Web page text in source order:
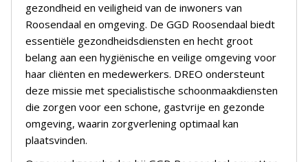
gezondheid en veiligheid van de inwoners van
Roosendaal en omgeving. De GGD Roosendaal biedt
essentiële gezondheidsdiensten en hecht groot
belang aan een hygiënische en veilige omgeving voor
haar cliënten en medewerkers. DREO ondersteunt
deze missie met specialistische schoonmaakdiensten
die zorgen voor een schone, gastvrije en gezonde
omgeving, waarin zorgverlening optimaal kan
plaatsvinden.